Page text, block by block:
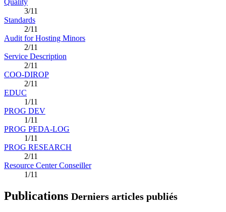
3/11
Standards
2/11
Audit for Hosting Minors
2/11
Service Description
2/11
COO-DIROP
2/11
EDUC
1/11
PROG DEV
1/11
PROG PEDA-LOG
1/11
PROG RESEARCH
2/11
Resource Center Conseiller
1/11
Publications Derniers articles publiés